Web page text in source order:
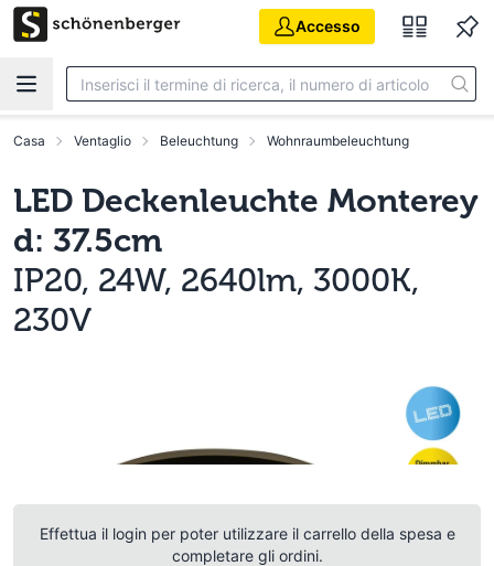
Vai al contenuto principale
Accesso
Casa Ventaglio Beleuchtung Wohnraumbeleuchtung
LED Deckenleuchte Monterey
d: 37.5cm
IP20, 24W, 2640lm, 3000K,
230V
Effettua il login per poter utilizzare il carrello della spesa e
completare gli ordini.